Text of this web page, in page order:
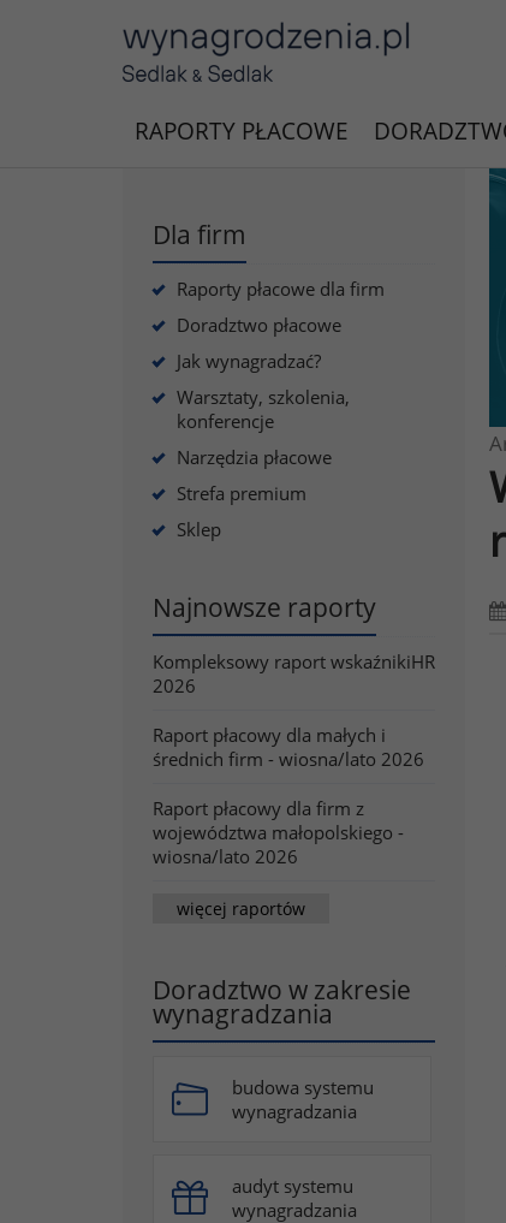
RAPORTY PŁACOWE
Dla firm
Raporty płacowe dla firm
Doradztwo płacowe
Jak wynagradzać?
Warsztaty, szkolenia,
konferencje
Narzędzia płacowe
Strefa premium
Sklep
Najnowsze raporty
Kompleksowy raport wskaźnikiHR
2026
Raport płacowy dla małych i
średnich firm - wiosna/lato 2026
Raport płacowy dla firm z
województwa małopolskiego -
wiosna/lato 2026
więcej raportów
Doradztwo w zakresie
wynagradzania
budowa systemu
wynagradzania
audyt systemu
wynagradzania